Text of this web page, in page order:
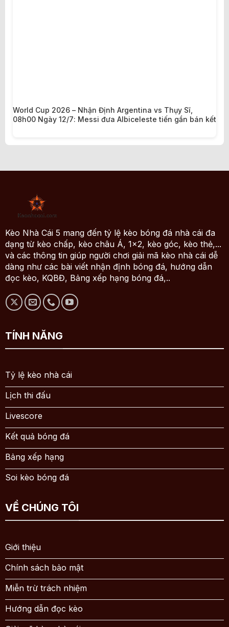
World Cup 2026 – Nhận Định Argentina vs Thụy Sĩ,
08h00 Ngày 12/7: Messi đưa Albiceleste tiến gần bán kết
Kèo Nhà Cái 5 mang đến tỷ lệ kèo bóng đá nhà cái đa
dạng từ kèo chấp, kèo châu Á, 1x2, kèo góc, kèo thẻ,...
và các thông tin giúp người chơi giải mã kèo nhà cái dễ
dàng như các bài viết nhận định bóng đá, hướng dẫn
đọc kèo, KQBĐ, Bảng xếp hạng bóng đá,..
TÍNH NĂNG
Tỷ lệ kèo nhà cái
Lịch thi đấu
Livescore
Kết quả bóng đá
Bảng xếp hạng
Soi kèo bóng đá
VỀ CHÚNG TÔI
Giới thiệu
Chính sách bảo mật
Miễn trừ trách nhiệm
Hướng dẫn đọc kèo